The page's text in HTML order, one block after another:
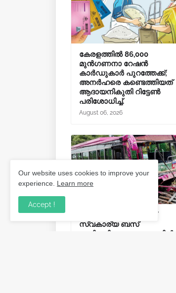
കേരളത്തിൽ 86,000
മുൻഗണനാ റേഷൻ
കാർഡുകാർ പുറത്തേക്ക്;
അനർഹരെ കണ്ടെത്തിയത്
ആദായനികുതി റിട്ടേൺ
പരിശോധിച്ച്.
August 06, 2026
സ്വകാര്യ ബസ്
ഒന്നിലധികം വാഹനങ്ങളിൽ
Our website uses cookies to improve your
experience. Learn more
Accept !